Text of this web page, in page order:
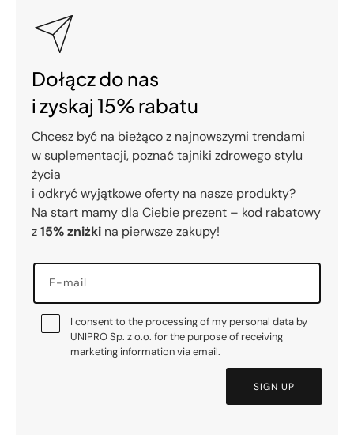
Dołącz do nas
i zyskaj 15% rabatu
Chcesz być na bieżąco z najnowszymi trendami
w suplementacji, poznać tajniki zdrowego stylu
życia
i odkryć wyjątkowe oferty na nasze produkty?
Na start mamy dla Ciebie prezent – kod rabatowy
z15% zniżki na pierwsze zakupy!
E-mail
I consent to the processing of my personal data by
UNIPRO Sp. z o.o. for the purpose of receiving
marketing information via email.
SIGN UP